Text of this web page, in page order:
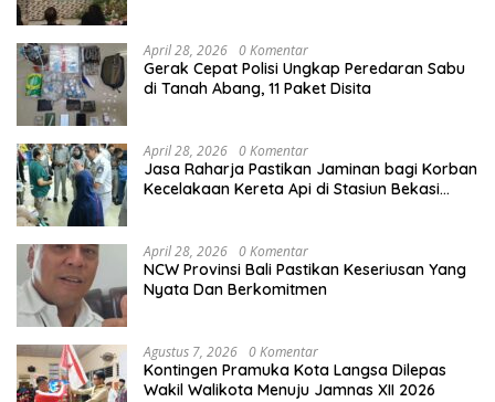
April 28, 2026 0 Komentar
Gerak Cepat Polisi Ungkap Peredaran Sabu
di Tanah Abang, 11 Paket Disita
April 28, 2026 0 Komentar
Jasa Raharja Pastikan Jaminan bagi Korban
Kecelakaan Kereta Api di Stasiun Bekasi
April 28, 2026 0 Komentar
NCW Provinsi Bali Pastikan Keseriusan Yang
Nyata Dan Berkomitmen
Agustus 7, 2026 0 Komentar
Kontingen Pramuka Kota Langsa Dilepas
Wakil Walikota Menuju Jamnas XII 2026